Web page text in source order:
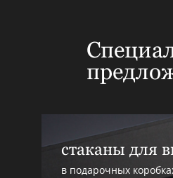
стаканы для
в подарочных